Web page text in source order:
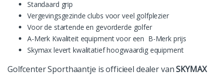
Standaard grip
Vergevingsgezinde clubs voor veel golfplezier
Voor de startende en gevorderde golfer
A-Merk Kwaliteit equipment voor een B-Merk prijs
Skymax levert kwalitatief hoogwaardig equipment
Golfcenter Sporthaantje is officieel dealer vanSKYMAX